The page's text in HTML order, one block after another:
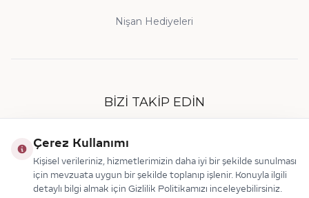
Nişan Hediyeleri
BIZI TAKIP EDIN
Çerez Kullanımı
Kişisel verileriniz, hizmetlerimizin daha iyi bir şekilde sunulması
için mevzuata uygun bir şekilde toplanıp işlenir. Konuyla ilgili
detaylı bilgi almak için Gizlilik Politikamızı inceleyebilirsiniz.